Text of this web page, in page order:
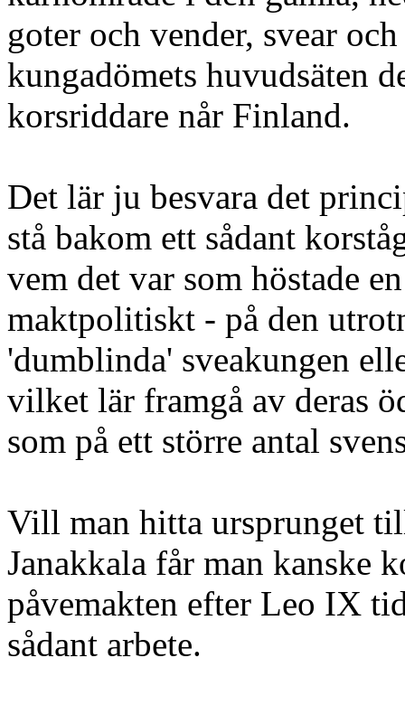
goter och vender, svear
kungadömets huvudsäten
korsriddare når Finland.
Det lär ju besvara det
stå bakom ett sådant
vem det var som höstade
maktpolitiskt - på den
'dumblinda' sveakungen
vilket lär framgå av deras
som på ett större antal
Vill man hitta ursprunget
Janakkala får man kanske
påvemakten efter Leo IX
sådant arbete.